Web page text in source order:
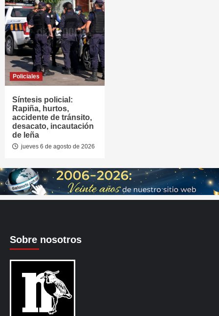
Policiales
Síntesis policial:
Rapiña, hurtos,
accidente de tránsito,
desacato, incautación
de leña
jueves 6 de agosto de 2026
Sobre nosotros